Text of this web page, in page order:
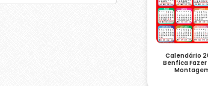
Calendário
Benfica Fazer